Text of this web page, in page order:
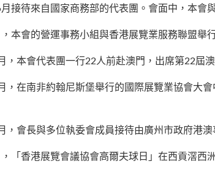
接待來自國家商務部的代表團。會面中，本會
本會的營運事務小組與香港展覽業服務聯盟
，本會代表團一行22人前赴澳門，出席第22屆
，在南非約翰尼斯堡舉行的國際展覽業協會大
，會長與多位執委會成員接待由廣州市政府港
「香港展覽會議協會高爾夫球日」在西貢滘西